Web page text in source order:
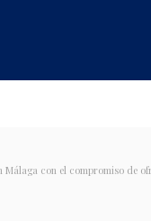
con el compromiso de